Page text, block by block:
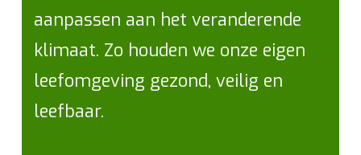
aanpassen aan het veranderende
klimaat. Zo houden we onze eigen
leefomgeving gezond, veilig en
leefbaar.